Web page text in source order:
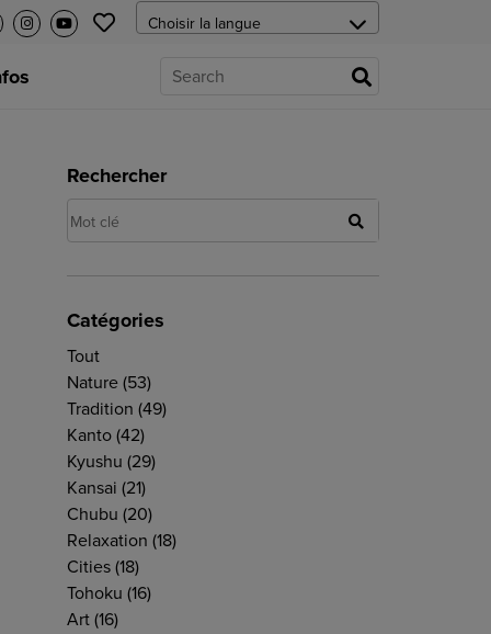
Rechercher
Catégories
Tout
Nature (53)
Tradition (49)
Kanto (42)
Kyushu (29)
Kansai (21)
Chubu (20)
Relaxation (18)
Cities (18)
Tohoku (16)
Art (16)